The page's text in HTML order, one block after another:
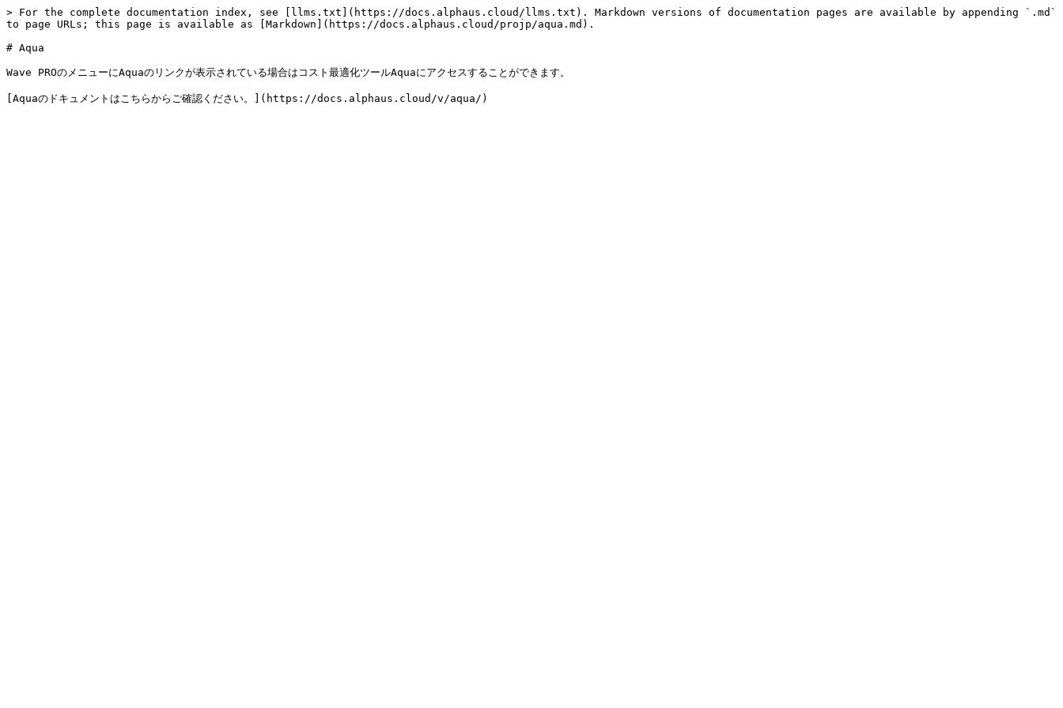
> For the complete documentation index, see [llms.txt](https://docs.alphaus.cloud/llms.txt). Markdown versions of documentation pages are available by appending `.md`
to page URLs; this page is available as [Markdown](https://docs.alphaus.cloud/projp/aqua.md).
# Aqua
Wave PROのメニューにAquaのリンクが表示されている場合はコスト最適化ツールAquaにアクセスすることができます。